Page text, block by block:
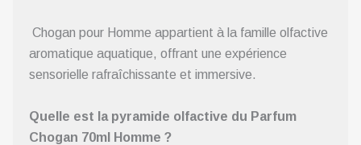
Chogan pour Homme appartient à la famille olfactive
aromatique aquatique, offrant une expérience
sensorielle rafraîchissante et immersive.
Quelle est la pyramide olfactive du Parfum
Chogan 70ml Homme ?